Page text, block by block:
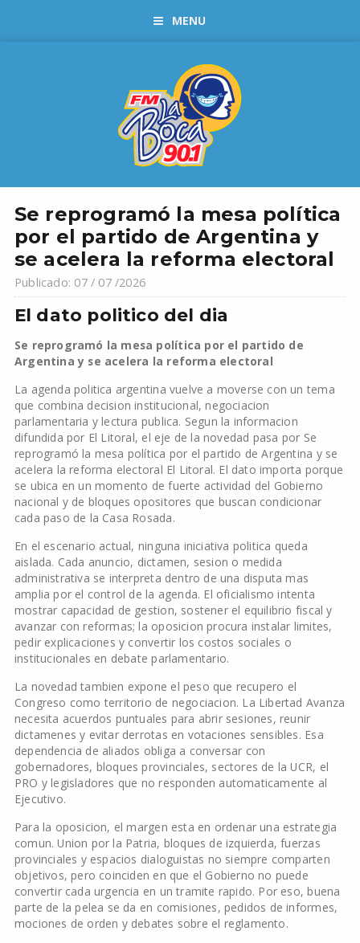
MENU
Se reprogramó la mesa política
por el partido de Argentina y
se acelera la reforma electoral
Publicado: 07 / 07 /2026
El dato politico del dia
Se reprogramó la mesa política por el partido de
Argentina y se acelera la reforma electoral
La agenda politica argentina vuelve a moverse con un tema
que combina decision institucional, negociacion
parlamentaria y lectura publica. Segun la informacion
difundida por El Litoral, el eje de la novedad pasa por Se
reprogramó la mesa política por el partido de Argentina y se
acelera la reforma electoral El Litoral. El dato importa porque
se ubica en un momento de fuerte actividad del Gobierno
nacional y de bloques opositores que buscan condicionar
cada paso de la Casa Rosada.
En el escenario actual, ninguna iniciativa politica queda
aislada. Cada anuncio, dictamen, sesion o medida
administrativa se interpreta dentro de una disputa mas
amplia por el control de la agenda. El oficialismo intenta
mostrar capacidad de gestion, sostener el equilibrio fiscal y
avanzar con reformas; la oposicion procura instalar limites,
pedir explicaciones y convertir los costos sociales o
institucionales en debate parlamentario.
La novedad tambien expone el peso que recupero el
Congreso como territorio de negociacion. La Libertad Avanza
necesita acuerdos puntuales para abrir sesiones, reunir
dictamenes y evitar derrotas en votaciones sensibles. Esa
dependencia de aliados obliga a conversar con
gobernadores, bloques provinciales, sectores de la UCR, el
PRO y legisladores que no responden automaticamente al
Ejecutivo.
Para la oposicion, el margen esta en ordenar una estrategia
comun. Union por la Patria, bloques de izquierda, fuerzas
provinciales y espacios dialoguistas no siempre comparten
objetivos, pero coinciden en que el Gobierno no puede
convertir cada urgencia en un tramite rapido. Por eso, buena
parte de la pelea se da en comisiones, pedidos de informes,
mociones de orden y debates sobre el reglamento.